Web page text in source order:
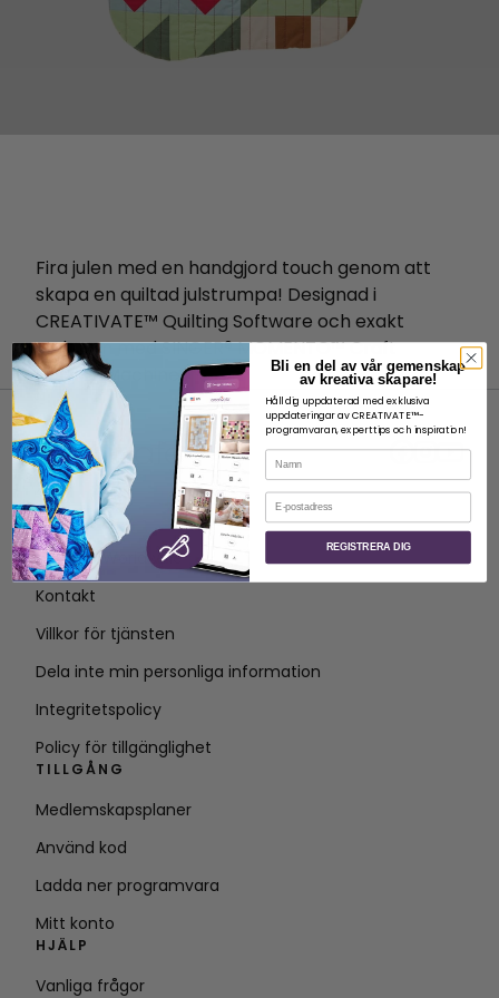
Fira julen med en handgjord touch genom att
skapa en quiltad julstrumpa! Designad i
CREATIVATE™ Quilting Software och exakt
utskuren med SINGER® MOMENTO™ Craft
Cutting Machine.
OM
Om SVP Worldwide
Kontakt
Villkor för tjänsten
Dela inte min personliga information
Integritetspolicy
Policy för tillgänglighet
TILLGÅNG
Medlemskapsplaner
Använd kod
Ladda ner programvara
Mitt konto
HJÄLP
Vanliga frågor
Bli en del av vår gemenskap
av kreativa skapare!
Håll dig uppdaterad med exklusiva
uppdateringar av CREATIVATE™-
programvaran, experttips och inspiration!
Namn
E-post
REGISTRERA DIG